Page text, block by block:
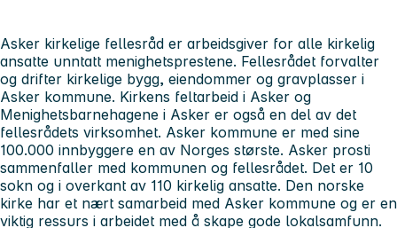
Asker kirkelige fellesråd er arbeidsgiver for alle kirkelig
ansatte unntatt menighetsprestene. Fellesrådet forvalter
og drifter kirkelige bygg, eiendommer og gravplasser i
Asker kommune. Kirkens feltarbeid i Asker og
Menighetsbarnehagene i Asker er også en del av det
fellesrådets virksomhet. Asker kommune er med sine
100.000 innbyggere en av Norges største. Asker prosti
sammenfaller med kommunen og fellesrådet. Det er 10
sokn og i overkant av 110 kirkelig ansatte. Den norske
kirke har et nært samarbeid med Asker kommune og er en
viktig ressurs i arbeidet med å skape gode lokalsamfunn.